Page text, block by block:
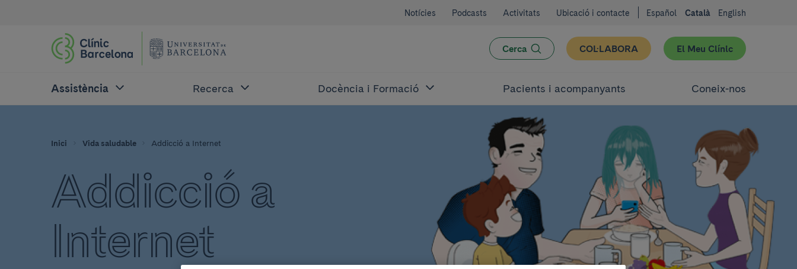
Notícies Podcasts Activitats Ubicació i contacte Español Català English
Cerca COL·LABORA El Meu Clínic
Assistència Recerca Docència i Formació Pacients i acompanyants Coneix-nos
Inici Vida saludable Addicció a Internet
Addicció a
Internet